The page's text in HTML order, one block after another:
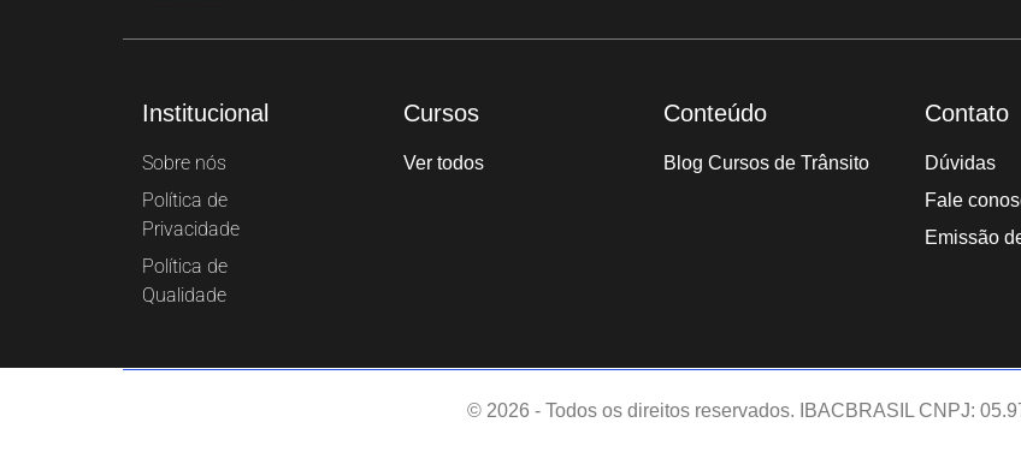
Institucional
Sobre nós
Política de
Privacidade
Política de
Qualidade
Cursos
Ver todos
Conteúdo
Blog Cursos de Trânsito
Contato
Dúvidas
Fale
Emissão
© 2026 - Todos os direitos reservados. IBACBRASIL CNPJ: